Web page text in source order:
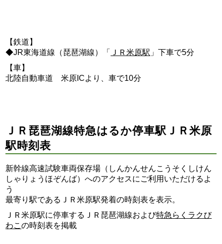
【鉄道】
◆JR東海道線（琵琶湖線）「
ＪＲ米原駅 」下車で5分
【車】
北陸自動車道 米原ICより、車で10分
ＪＲ琵琶湖線特急はるか停車駅ＪＲ米原
駅時刻表
新幹線高速試験車両保存場（しんかんせんこうそくしけん
しゃりょうほぞんば）へのアクセスにご利用いただけるよ
う
最寄り駅であるＪＲ米原駅発着の時刻表を表示。
ＪＲ米原駅に停車するＪＲ琵琶湖線および特急らくラクび
わこの時刻表を掲載